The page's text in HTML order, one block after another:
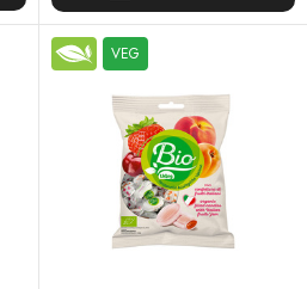
VEG